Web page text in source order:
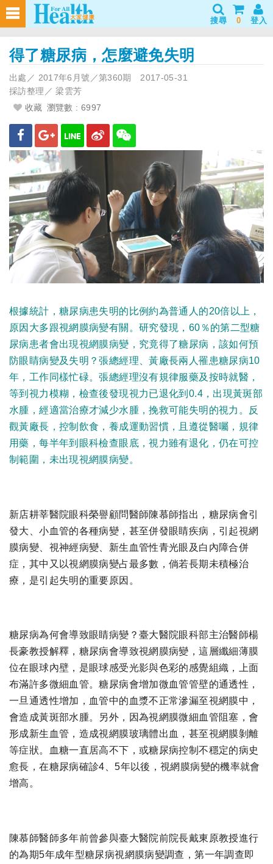
搜尋 0 登入
得了糖尿病，怎麼避免失明
出處／ 2017年6月號／第360期 2017-05-31
採訪整理／ 梁雲芳
收藏 瀏覽數 : 6997
根據統計，糖尿病患失明的比例約為普通人的20倍以上，
原因大多跟視網膜病變有關。研究發現，60％的第二型糖
尿病患者會出現視網膜病變，究竟得了糖尿病，該如何預
防眼睛病變及失明？張總經理、黃廠長兩人罹患糖尿病10
年，工作同樣忙碌。張總經理沒有規律服藥及按時就醫，
等到視力模糊，檢查後發現視力已退化到0.4，出現黃斑部
水腫，經適當治療才減少水腫，挽救可能失明的視力。反
觀黃廠長，控制飲食，養成運動習慣，且遵從醫囑，規律
用藥，每半年到眼科檢查眼底，視力雖有退化，仍在可控
制範圍，未出現視網膜病變。
新店耕莘醫院眼科榮譽顧問醫師陳慕師指出，糖尿病會引
發大、小血管的各種病變，甚至併發眼睛疾病，引起視網
膜病變、視神經病變、新生血管性青光眼及白內障合併
症，其中又以視網膜病變占最多數，倘若長期未積極治
療，是引起失明的重要原因。
糖尿病為何會導致眼睛病變？臺大醫院眼科部主治醫師楊
長豪教授解釋，糖尿病會導致視網膜病變，這層纖細薄膜
位在眼球內壁，是眼球感受光影與色彩的感覺組織，上面
布滿許多微細血管。糖尿病會增加微血管管壁的通透性，
一旦通透性增加，血管中的血漿不正常滲漏至視網膜中，
會造成黃斑部水腫。另外，因為視網膜微細血管阻塞，會
形成新生血管，造成視網膜玻璃體出血，甚至視網膜剝離
等症狀。血糖一直居高不下，或糖尿病控制不穩定的病史
愈長，在糖尿病確診4、5年以後，視網膜病變的機率就會
增高。
陳慕師醫師多年前曾參與臺大醫院前院長戴東原教授進行
的為期5年成年型糖尿病視網膜病變調查，第一年調查即